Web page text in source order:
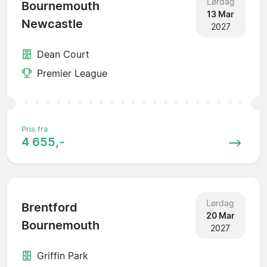
Bournemouth
Newcastle
13 Mar
2027
Dean Court
Premier League
Pris fra
4 655,-
Brentford
Bournemouth
Lørdag
20 Mar
2027
Griffin Park